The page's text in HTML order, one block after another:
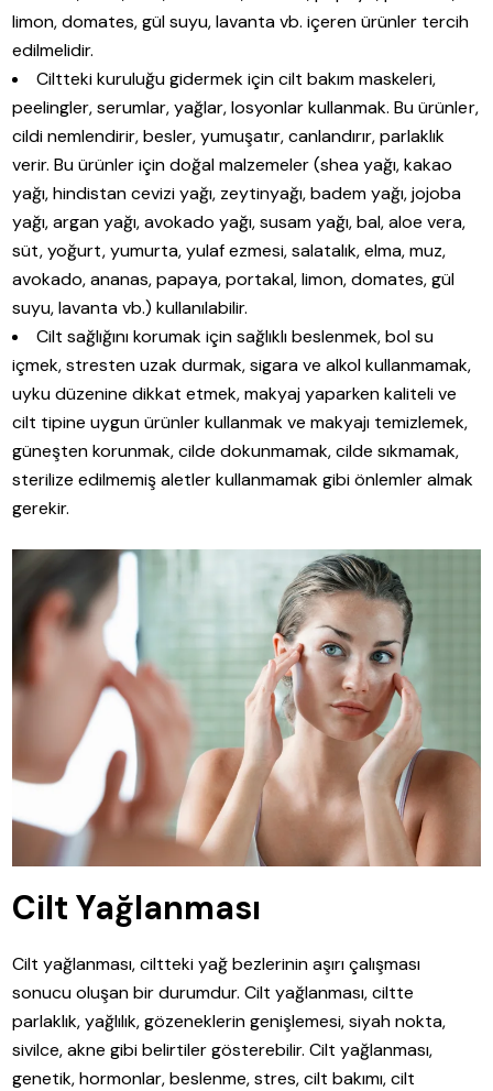
limon, domates, gül suyu, lavanta vb. içeren ürünler tercih
edilmelidir.
Ciltteki kuruluğu gidermek için cilt bakım maskeleri,
peelingler, serumlar, yağlar, losyonlar kullanmak. Bu ürünler,
cildi nemlendirir, besler, yumuşatır, canlandırır, parlaklık
verir. Bu ürünler için doğal malzemeler (shea yağı, kakao
yağı, hindistan cevizi yağı, zeytinyağı, badem yağı, jojoba
yağı, argan yağı, avokado yağı, susam yağı, bal, aloe vera,
süt, yoğurt, yumurta, yulaf ezmesi, salatalık, elma, muz,
avokado, ananas, papaya, portakal, limon, domates, gül
suyu, lavanta vb.) kullanılabilir.
Cilt sağlığını korumak için sağlıklı beslenmek, bol su
içmek, stresten uzak durmak, sigara ve alkol kullanmamak,
uyku düzenine dikkat etmek, makyaj yaparken kaliteli ve
cilt tipine uygun ürünler kullanmak ve makyajı temizlemek,
güneşten korunmak, cilde dokunmamak, cilde sıkmamak,
sterilize edilmemiş aletler kullanmamak gibi önlemler almak
gerekir.
Cilt Yağlanması
Cilt yağlanması, ciltteki yağ bezlerinin aşırı çalışması
sonucu oluşan bir durumdur. Cilt yağlanması, ciltte
parlaklık, yağlılık, gözeneklerin genişlemesi, siyah nokta,
sivilce, akne gibi belirtiler gösterebilir. Cilt yağlanması,
genetik, hormonlar, beslenme, stres, cilt bakımı, cilt